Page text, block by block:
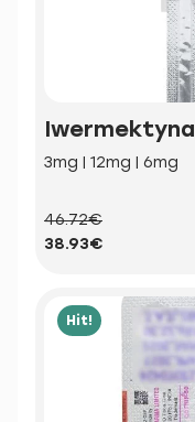
Iwermektyna
3mg | 12mg | 6mg
46.72€
38.93€
Hit!